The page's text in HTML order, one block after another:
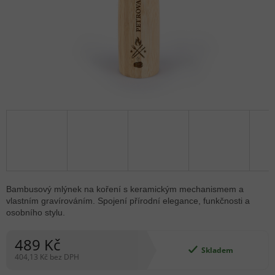
489 Kč
404,13 Kč bez DPH
Skladem
Bambusový mlýnek na koření s keramickým mechanismem a
vlastním gravírováním. Spojení přírodní elegance, funkčnosti a
osobního stylu.